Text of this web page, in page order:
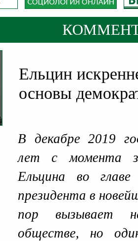
Ельцин
основы
В декабре 2019
лет с момента
Ельцина во
президента в
пор вызывает
обществе, но